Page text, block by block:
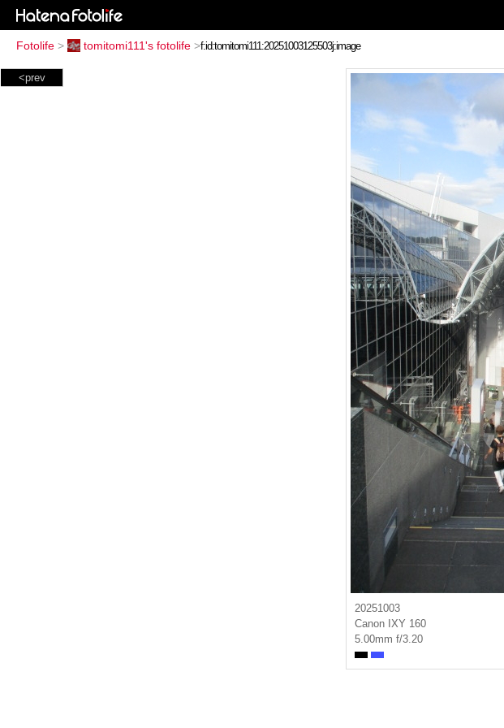
Fotolife > tomitomi111's fotolife >
<prev
20251003
Canon IXY 160
5.00mm f/3.20